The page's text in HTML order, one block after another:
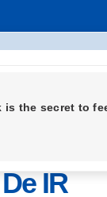
Ao
IR